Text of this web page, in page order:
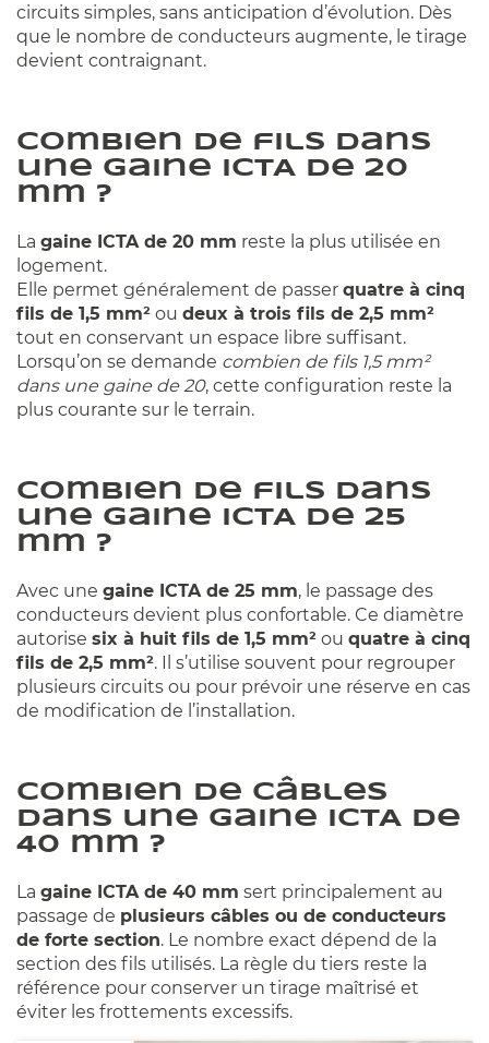
circuits simples, sans anticipation d’évolution. Dès
que le nombre de conducteurs augmente, le tirage
devient contraignant.
Combien de fils dans
une gaine ICTA de 20
mm ?
La gaine ICTA de 20 mm reste la plus utilisée en
logement.
Elle permet généralement de passer quatre à cinq
fils de 1,5 mm² ou deux à trois fils de 2,5 mm²
tout en conservant un espace libre suffisant.
Lorsqu’on se demande combien de fils 1,5 mm²
dans une gaine de 20, cette configuration reste la
plus courante sur le terrain.
Combien de fils dans
une gaine ICTA de 25
mm ?
Avec une gaine ICTA de 25 mm, le passage des
conducteurs devient plus confortable. Ce diamètre
autorise six à huit fils de 1,5 mm² ou quatre à cinq
fils de 2,5 mm². Il s’utilise souvent pour regrouper
plusieurs circuits ou pour prévoir une réserve en cas
de modification de l’installation.
Combien de câbles
dans une gaine ICTA de
40 mm ?
La gaine ICTA de 40 mm sert principalement au
passage de plusieurs câbles ou de conducteurs
de forte section. Le nombre exact dépend de la
section des fils utilisés. La règle du tiers reste la
référence pour conserver un tirage maîtrisé et
éviter les frottements excessifs.